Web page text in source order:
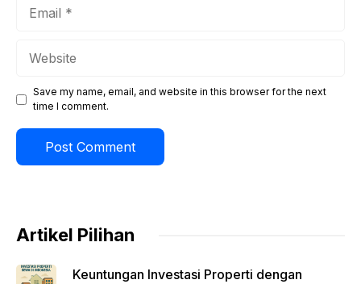
Save my name, email, and website in this browser for the next
time I comment.
Artikel Pilihan
Keuntungan Investasi Properti dengan